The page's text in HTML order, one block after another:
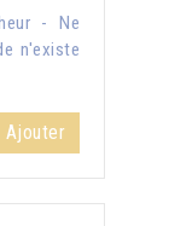
- Ne
n'existe
Ajouter